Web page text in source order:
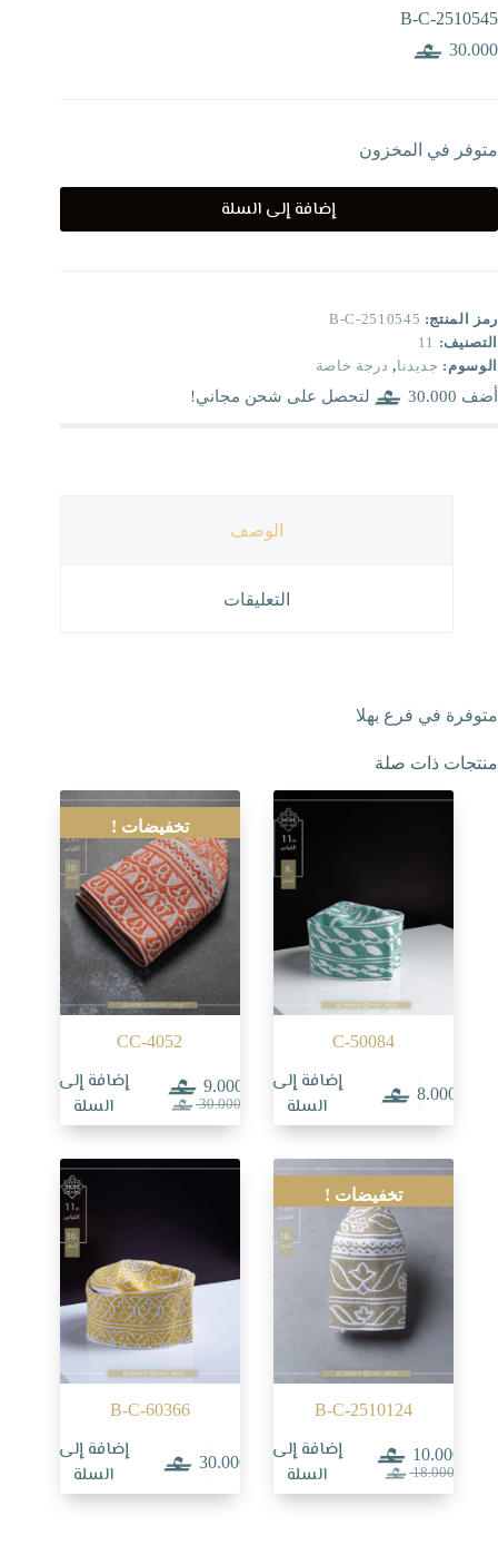
B-C-2510545
30.000
متوفر في المخزون
إضافة إلى السلة
رمز المنتج: B-C-2510545
التصنيف: 11
الوسوم: جديدنا, درجة خاصة
أضف 30.000 لتحصل على شحن مجاني!
الوصف
التعليقات
متوفرة في فرع بهلا
منتجات ذات صلة
C-50084
8.000
إضافة إلى
السلة
تخفيضات !
CC-4052
30.000السعر
الأصلي
30.000.
9.000
السعر
الحالي
9.000.
إضافة إلى
السلة
تخفيضات !
B-C-2510124
18.000السعر
الأصلي
10.000
السعر
الحالي
إضافة إلى
السلة
B-C-60366
30.000
إضافة إلى
السلة